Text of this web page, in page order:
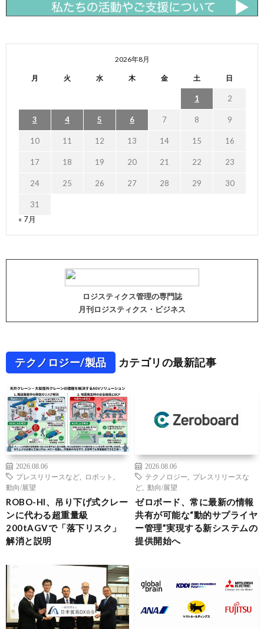
2026年8月
月 火 水 木 金 土 日
1 2
3 4 5 6 7 8 9
10 11 12 13 14 15 16
17 18 19 20 21 22 23
24 25 26 27 28 29 30
31
« 7月
ロジスティクス管理の専門誌
月刊ロジスティクス・ビジネス
テクノロジー/製品 カテゴリの最新記事
2026.08.06
プレスリリースなど
ロボット
動向/展望
ROBO-HI、吊り下げ式クレー
ンに代わる超重量級
200tAGVで「落下リスク」
解消と説明
2026.08.06
テクノロジー
プレスリリースな
ど
動向/展望
ゼロボード、常に最新の情報
共有が可能な“動的サプライヤ
ー管理”実現する新システムの
提供開始へ